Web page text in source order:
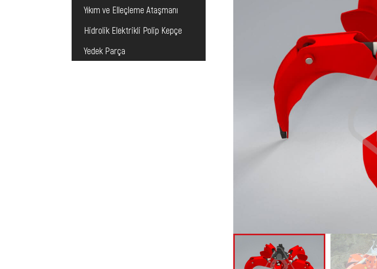
Yıkım ve Elleçleme Ataşmanı
Hidrolik Elektrikli Polip Kepçe
Yedek Parça